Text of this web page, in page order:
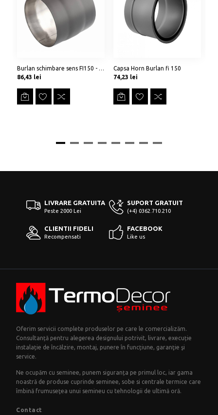
Preț
86,43 lei
Capsa Horn Burlan fi 150
Preț
74,23 lei
LIVRARE GRATUITA
Peste 2000 Lei
SUPORT GRATUIT
(+4) 0362.710.210
CLIENTII FIDELI
Recompensati
FACEBOOK
Like us
Oferim servicii complete produselor pe care le comercializăm.
Consultanță pentru alegerea designului potrivit, livrare, execuție
instalație de încălzire, montaj, punere în funcțiune, garanţie şi
service.
Ne ocupăm cu seminee, punem siguranța pe primul loc, iar gama
noastră de produse cuprinde seminee, sobe si centrale termice care
îmbină frumuseţea unui semineu cu tehnologii de ultimă oră.
Contact